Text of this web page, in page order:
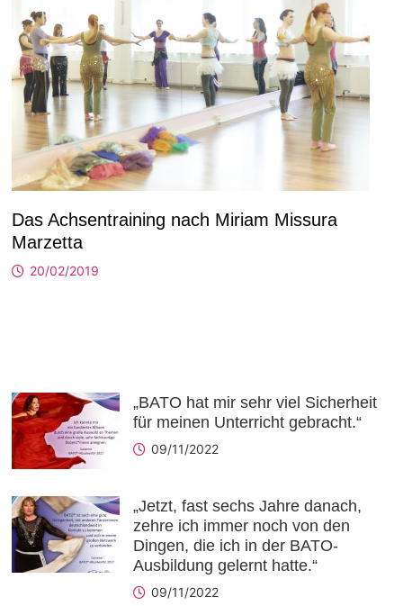
Das Achsentraining nach Miriam Missura
Marzetta
20/02/2019
„BATO hat mir sehr viel Sicherheit
für meinen Unterricht gebracht.“
09/11/2022
„Jetzt, fast sechs Jahre danach,
zehre ich immer noch von den
Dingen, die ich in der BATO-
Ausbildung gelernt hatte.“
09/11/2022